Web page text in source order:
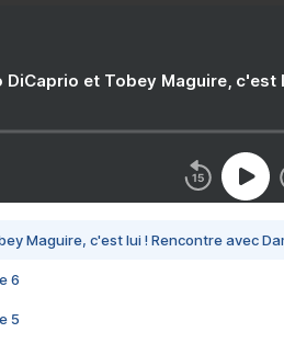
DiCaprio et Tobey Maguire,
Maguire, c'est lui ! Rencontre avec
6
5